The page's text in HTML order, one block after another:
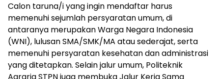
Calon taruna/i yang ingin mendaftar harus
memenuhi sejumlah persyaratan umum, di
antaranya merupakan Warga Negara Indonesia
(WNI), lulusan SMA/SMK/MA atau sederajat, serta
memenuhi persyaratan kesehatan dan administrasi
yang ditetapkan. Selain jalur umum, Politeknik